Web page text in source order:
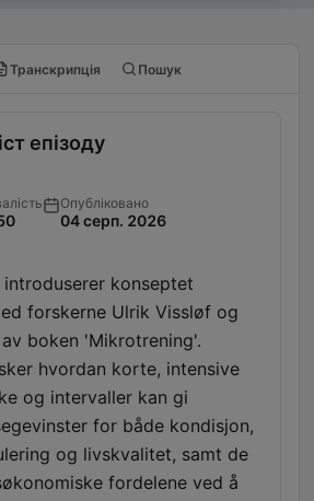
Транскрипція Пошук
епізоду
Опубліковано
04 серп. 2026
konseptet
forskerne Ulrik Vissløf og
boken 'Mikrotrening'.
hvordan korte, intensive
og intervaller kan gi
for både kondisjon,
og livskvalitet, samt de
fordelene ved å